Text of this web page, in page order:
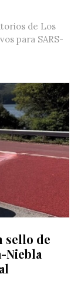
de Los
para SARS-
sello de
Niebla